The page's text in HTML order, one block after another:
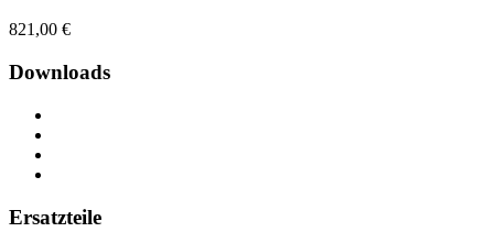
821,00 €
Downloads
Ersatzteile